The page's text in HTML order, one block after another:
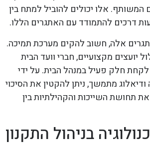
המשותף. אלו יכולים להוביל למתח בין
דרכים להתמודד עם האתגרים הללו.
אלה, חשוב להקים מערכת תמיכה.
יועצים מקצועיים, חברי וועד הבית
לקחת חלק פעיל במנהל הבית. על ידי
מתמשך, ניתן להקטין את הסיכוי
תחושת השייכות והקהילתיות בין
בניהול התקנון